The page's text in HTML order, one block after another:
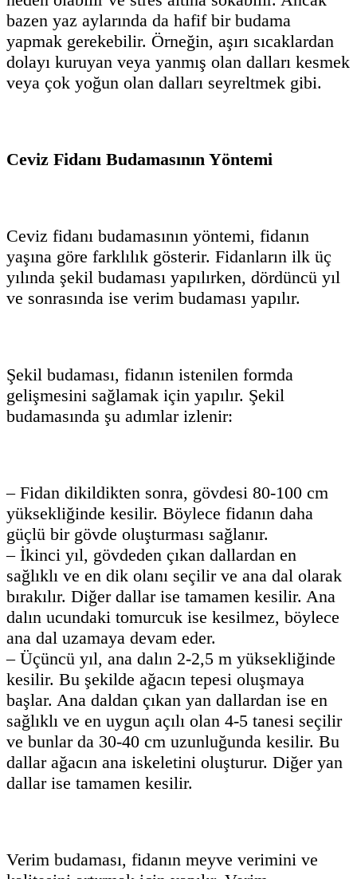
bazen yaz aylarında da hafif bir budama
yapmak gerekebilir. Örneğin, aşırı sıcaklardan
dolayı kuruyan veya yanmış olan dalları kesmek
veya çok yoğun olan dalları seyreltmek gibi.
Ceviz Fidanı Budamasının Yöntemi
Ceviz fidanı budamasının yöntemi, fidanın
yaşına göre farklılık gösterir. Fidanların ilk üç
yılında şekil budaması yapılırken, dördüncü yıl
ve sonrasında ise verim budaması yapılır.
Şekil budaması, fidanın istenilen formda
gelişmesini sağlamak için yapılır. Şekil
budamasında şu adımlar izlenir:
– Fidan dikildikten sonra, gövdesi 80-100 cm
yüksekliğinde kesilir. Böylece fidanın daha
güçlü bir gövde oluşturması sağlanır.
– İkinci yıl, gövdeden çıkan dallardan en
sağlıklı ve en dik olanı seçilir ve ana dal olarak
bırakılır. Diğer dallar ise tamamen kesilir. Ana
dalın ucundaki tomurcuk ise kesilmez, böylece
ana dal uzamaya devam eder.
– Üçüncü yıl, ana dalın 2-2,5 m yüksekliğinde
kesilir. Bu şekilde ağacın tepesi oluşmaya
başlar. Ana daldan çıkan yan dallardan ise en
sağlıklı ve en uygun açılı olan 4-5 tanesi seçilir
ve bunlar da 30-40 cm uzunluğunda kesilir. Bu
dallar ağacın ana iskeletini oluşturur. Diğer yan
dallar ise tamamen kesilir.
Verim budaması, fidanın meyve verimini ve